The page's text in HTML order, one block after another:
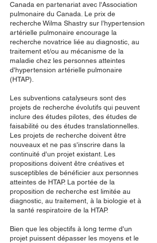
Canada en partenariat avec l'Association
pulmonaire du Canada. Le prix de
recherche Wilma Shastry sur l’hypertension
artérielle pulmonaire encourage la
recherche novatrice liée au diagnostic, au
traitement et/ou au mécanisme de la
maladie chez les personnes atteintes
d'hypertension artérielle pulmonaire
(HTAP).
Les subventions catalyseurs sont des
projets de recherche évolutifs qui peuvent
inclure des études pilotes, des études de
faisabilité ou des études translationnelles.
Les projets de recherche doivent être
nouveaux et ne pas s'inscrire dans la
continuité d'un projet existant. Les
propositions doivent être créatives et
susceptibles de bénéficier aux personnes
atteintes de HTAP. La portée de la
proposition de recherche est limitée au
diagnostic, au traitement, à la biologie et à
la santé respiratoire de la HTAP.
Bien que les objectifs à long terme d'un
projet puissent dépasser les moyens et le